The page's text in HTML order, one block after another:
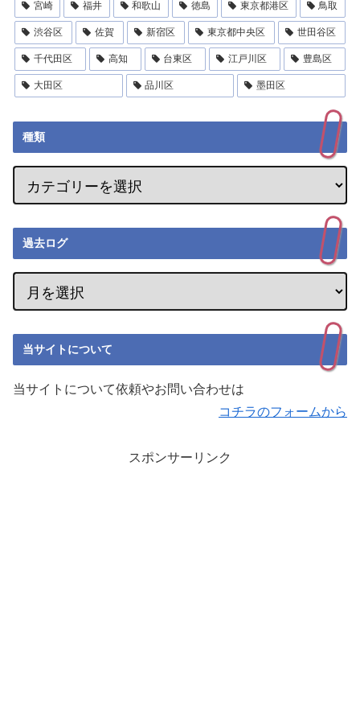
宮崎 福井 和歌山 徳島 東京都港区 鳥取
渋谷区 佐賀 新宿区 東京都中央区 世田谷区
千代田区 高知 台東区 江戸川区 豊島区
大田区 品川区 墨田区
種類
過去ログ
当サイトについて
当サイトについて依頼やお問い合わせは
コチラのフォームから
スポンサーリンク